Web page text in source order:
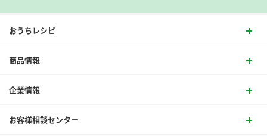
おうちレシピ
商品情報
企業情報
お客様相談センター